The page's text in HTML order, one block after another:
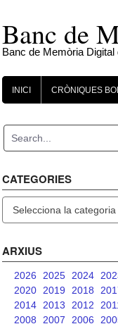
Banc de
Banc de Memòria Digital
INICI CRÒNIQUES
CATEGORIES
ARXIUS
2026 2025 2024
2020
2019 2018
2014
2013 2012
2008
2007 2006